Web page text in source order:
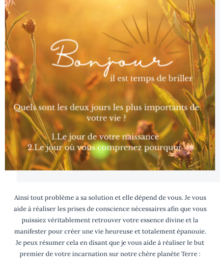
Ainsi tout problème a sa solution et elle dépend de vous. Je vous
aide à réaliser les prises de conscience nécessaires afin que vous
puissiez véritablement retrouver votre essence divine et la
manifester pour créer une vie heureuse et totalement épanouie.
Je peux résumer cela en disant que je vous aide à réaliser le but
premier de votre incarnation sur notre chère planète Terre :